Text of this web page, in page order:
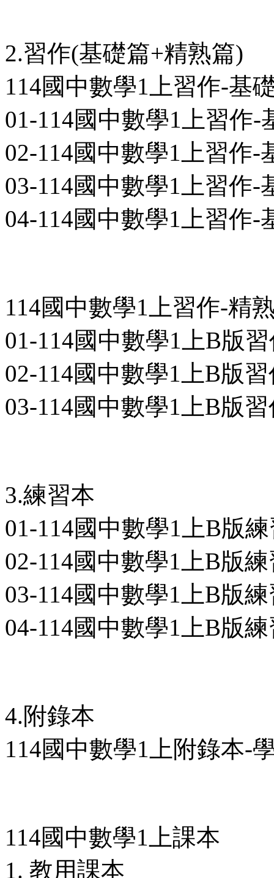
2.習作(基礎篇+精熟篇)
114國中數學1上習作-基
01-114國中數學1上習作-
02-114國中數學1上習作-
03-114國中數學1上習作-
04-114國中數學1上習作-
114國中數學1上習作-精
01-114國中數學1上B版
02-114國中數學1上B版
03-114國中數學1上B版
3.練習本
01-114國中數學1上B版
02-114國中數學1上B版
03-114國中數學1上B版
04-114國中數學1上B版
4.附錄本
114國中數學1上附錄本-
114國中數學1上課本
1. 教用課本